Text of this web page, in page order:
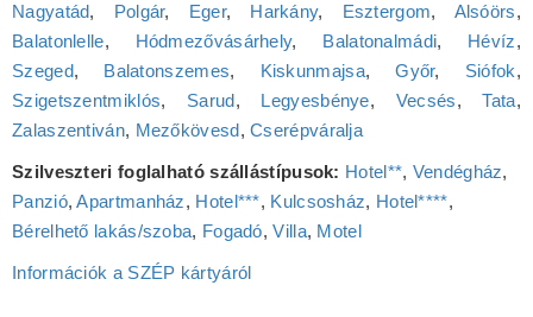
Nagyatád, Polgár, Eger, Harkány, Esztergom, Alsóörs,
Balatonlelle, Hódmezővásárhely, Balatonalmádi, Hévíz,
Szeged, Balatonszemes, Kiskunmajsa,Győr, Siófok,
Szigetszentmiklós, Sarud, Legyesbénye, Vecsés,Tata,
Zalaszentiván, Mezőkövesd,Cserépváralja
Szilveszteri foglalható szállástípusok: Hotel**, Vendégház,
Panzió,Apartmanház, Hotel***, Kulcsosház, Hotel****,
Bérelhető lakás/szoba, Fogadó,Villa, Motel
Információk a SZÉP kártyáról